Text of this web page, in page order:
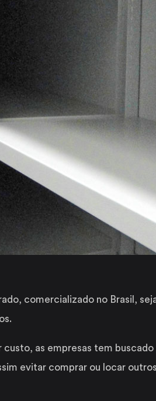
comercializado no Brasil,
custo, as empresas tem
evitar comprar ou locar